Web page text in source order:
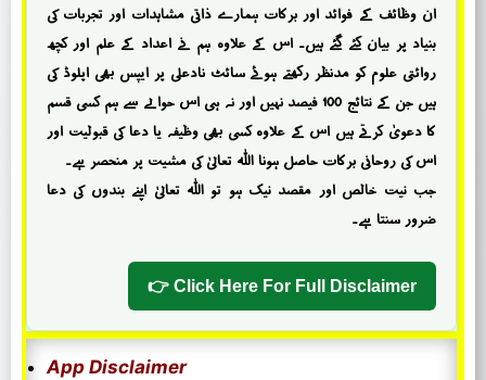
ان وظائف کے فوائد اور برکات ہمارے ذاتی مشاہدات اور تجربات کی
بنیاد پر بیان کئے گئے ہیں۔ اس کے علاوہ ہم نے اعداد کے علم اور کچھ
روائتی علوم کو مدنظر رکھتے ہوئے سائٹ نادعلی پر ایپس بھی اپلوڈ کی
ہیں جن کے نتائج 100 فیصد نہیں اور نہ ہی اس حوالے سے ہم کسی قسم
کا دعویٰ کرتے ہیں اس کے علاوہ کسی بھی وظیفہ یا دعا کی قبولیت اور
اس کی روحانی برکات حاصل ہونا اللہ تعالیٰ کی مشیت پر منحصر ہے۔
جب نیت خالص اور مقصد نیک ہو تو اللہ تعالیٰ اپنے بندوں کی دعا
ضرور سنتا ہے۔
Click Here For Full Disclaimer 👉
App Disclaimer